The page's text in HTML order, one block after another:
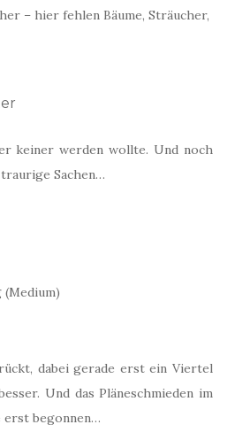
– hier fehlen Bäume, Sträucher,
keiner werden wollte. Und noch
Sachen…
dabei gerade erst ein Viertel
Und das Pläneschmieden im
erst begonnen…